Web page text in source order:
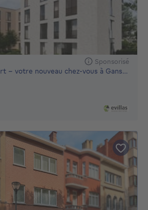
Sponsorisé
Résidence Schubert – votre nouveau chez-vous à Ganshoren